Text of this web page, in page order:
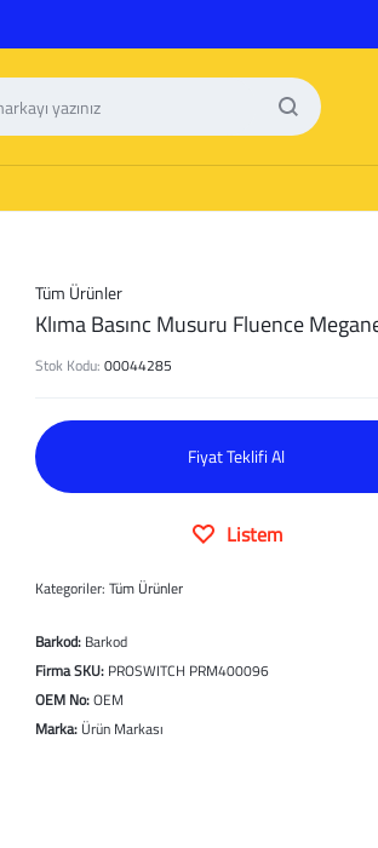
Tüm Ürünler
Klıma Basınc Musuru Fluence
Stok Kodu:00044285
Fiyat Teklifi Al
Listem
Kategoriler:Tüm Ürünler
Barkod: Barkod
Firma SKU: PROSWITCH PRM400096
OEM No:OEM
Marka: Ürün Markası